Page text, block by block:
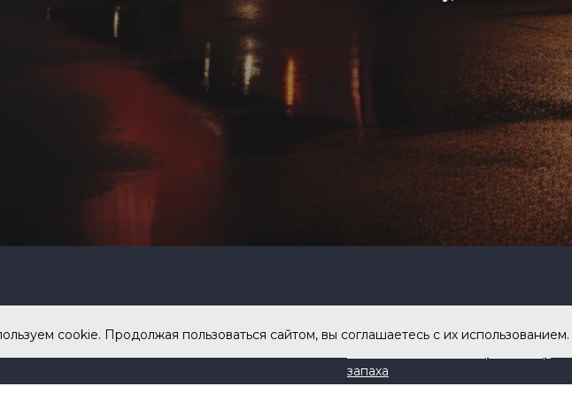
ДАНКО
запаха
cookie. Продолжая пользоваться сайтом, вы соглашаетесь с их использованием.